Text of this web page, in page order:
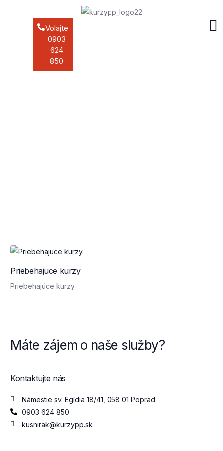
Volajte
0903
624
850
Priebehajuce kurzy
Priebehajúce kurzy
Máte zájem o naše služby?
Kontaktujte nás
Námestie sv. Egídia 18/41, 058 01 Poprad
0903 624 850
kusnirak@kurzypp.sk